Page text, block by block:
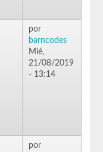
por
barncodes
Mié,
21/08/2019
- 13:14
por